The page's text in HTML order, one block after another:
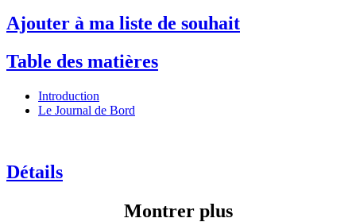
Ajouter à ma liste de souhait
Table des matières
Introduction
Le Journal de Bord
Détails
Montrer plus